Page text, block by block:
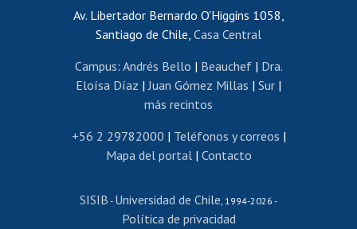
Certificado de renta
Certificado de renta honorarios
Editar páginas blancas
Extranjeras/os
Revalidación y reconocimiento de títulos
Postulación al Programa de Movilidad Estudiantil
Cursos de español
Av. Libertador Bernardo O'Higgins 1058,
Santiago de Chile, Casa Central
Campus: Andrés Bello | Beauchef| Dra.
Eloísa Díaz | Juan Gómez Millas | Sur |
más recintos
+56 2 29782000 | Teléfonos y correos |
Mapa del portal| Contacto
SISIB - Universidad de Chile , 1994-2026 -
Política de privacidad